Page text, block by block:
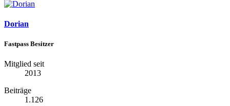
Dorian
Fastpass Besitzer
Mitglied seit
2013
Beiträge
1.126